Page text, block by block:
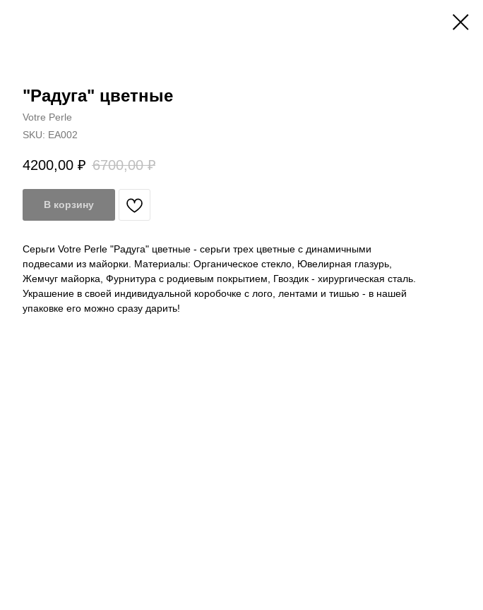
"Радуга" цветные
Votre Perle
SKU: EA002
4200,00 ₽ 6700,00 ₽
В корзину
Серьги Votre Perle "Радуга" цветные - серьги трех цветные с динамичными
подвесами из майорки. Материалы: Органическое стекло, Ювелирная глазурь,
Жемчуг майорка, Фурнитура с родиевым покрытием, Гвоздик - хирургическая сталь.
Украшение в своей индивидуальной коробочке с лого, лентами и тишью - в нашей
упаковке его можно сразу дарить!